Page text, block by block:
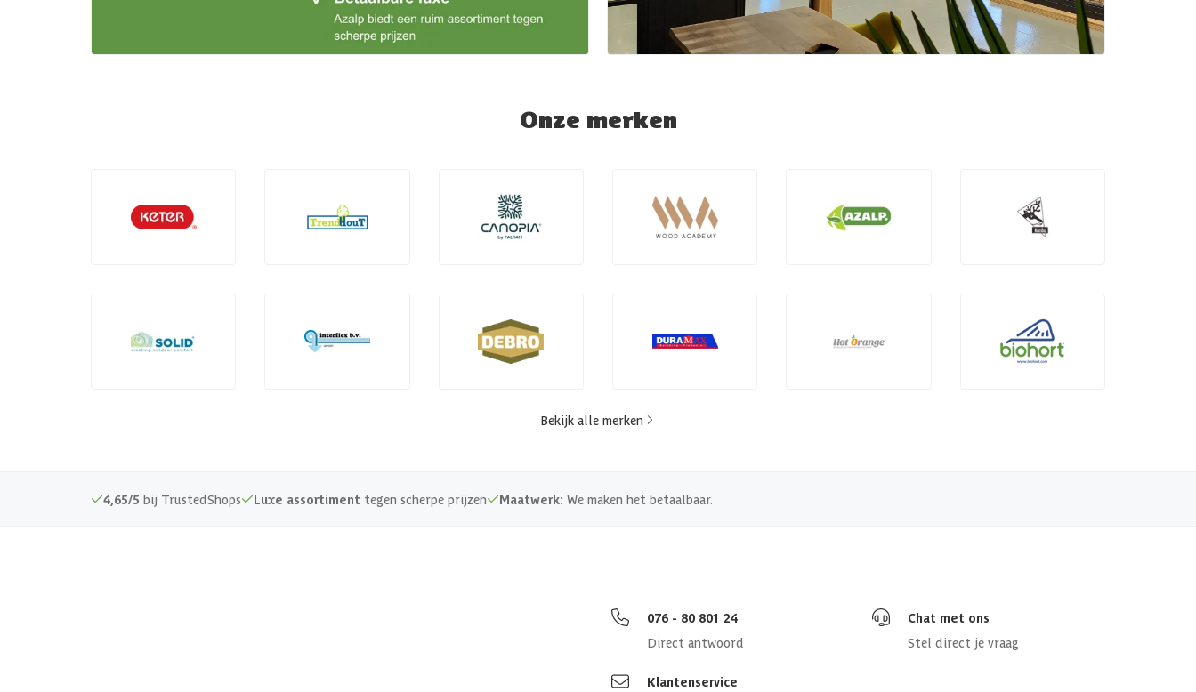
Onze merken
Bekijk alle merken
4,65/5 bij TrustedShops Luxe assortiment tegen scherpe prijzen Maatwerk: We maken het betaalbaar.
076 - 80 801 24
Direct antwoord
Chat met ons
Stel direct je vraag
Klantenservice